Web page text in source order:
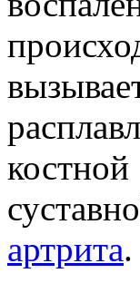
артрита.